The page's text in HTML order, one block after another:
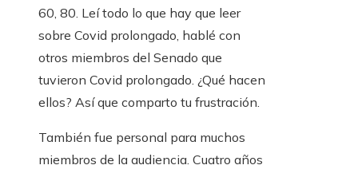
60, 80. Leí todo lo que hay que leer
sobre Covid prolongado, hablé con
otros miembros del Senado que
tuvieron Covid prolongado. ¿Qué hacen
ellos? Así que comparto tu frustración.
También fue personal para muchos
miembros de la audiencia. Cuatro años